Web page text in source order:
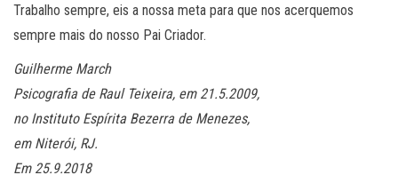
Trabalho sempre, eis a nossa meta para que nos acerquemos
sempre mais do nosso Pai Criador.
Guilherme March
Psicografia de Raul Teixeira, em 21.5.2009,
no Instituto Espírita Bezerra de Menezes,
em Niterói, RJ.
Em 25.9.2018